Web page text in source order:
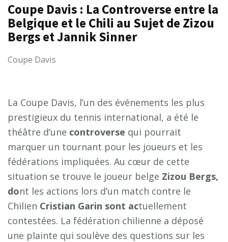
Coupe Davis : La Controverse entre la
Belgique et le Chili au Sujet de Zizou
Bergs et Jannik Sinner
Coupe Davis
La Coupe Davis, l’un des événements les plus
prestigieux du tennis international, a été le
théâtre d’une controverse qui pourrait
marquer un tournant pour les joueurs et les
fédérations impliquées. Au cœur de cette
situation se trouve le joueur belge Zizou Bergs,
dont les actions lors d’un match contre le
Chilien Cristian Garin sont actuellement
contestées. La fédération chilienne a déposé
une plainte qui soulève des questions sur les